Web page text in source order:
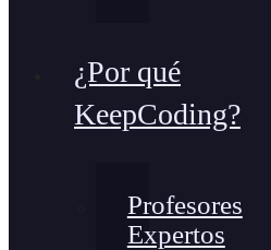
¿Por qué
KeepCoding?
Profesores
Expertos